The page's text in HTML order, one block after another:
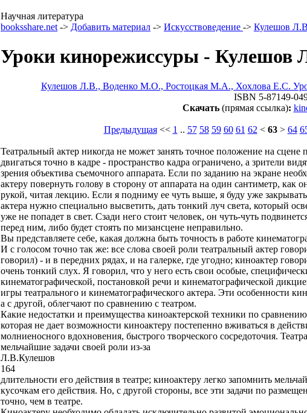
Научная литература
booksshare.net -> Добавить материал -> Искусствоведение -> Кулешов
Уроки кинорежиссуры - Кулешов
Кулешов Л.В., Воденко М.О., Ростоцкая М.А., Хохлова Е.С.
ISBN 5-87149-
Скачать(прямая ссылка):
Предыдущая<< 1 .. 57 58 59 60 61 62 < 63> 64
Театральный актер никогда не может занять точное положение на
двигаться точно в кадре - пространство кадра ограничено, а зрители
зрения объектива съемочного аппарата. Если по заданию на экране
актеру повернуть голову в сторону от аппарата на один сантиметр,
рукой, читая лекцию. Если я подниму ее чуть выше, я буду уже
актера нужно специально высветить, дать тонкий луч света, который
уже не попадет в свет. Сзади него стоит человек, он чуть-чуть
перед ним, либо будет стоять по мизансцене неправильно.
Вы представляете себе, какая должна быть точность в работе
И с голосом точно так же: все слова своей роли театральный актер
говорил) - и в передних рядах, и на галерке, где угодно; киноактер
очень тонкий слух. Я говорил, что у него есть свои особые,
кинематографической, постановкой речи и кинематографической
игры театрального и кинематографического актера. Эти особенности
а с другой, облегчают по сравнению с театром.
Какие недостатки и преимущества киноактерской техники по
которая не дает возможности киноактеру постепенно вживаться в
молниеносного вдохновения, быстрого творческого сосредоточия.
мельчайшие задачи своей роли из-за
Л.В.Кулешов
164
длительности его действия в театре; киноактеру легко запомнить
кусочкам его действия. Но, с другой стороны, все эти задачи по
точно, чем в театре.